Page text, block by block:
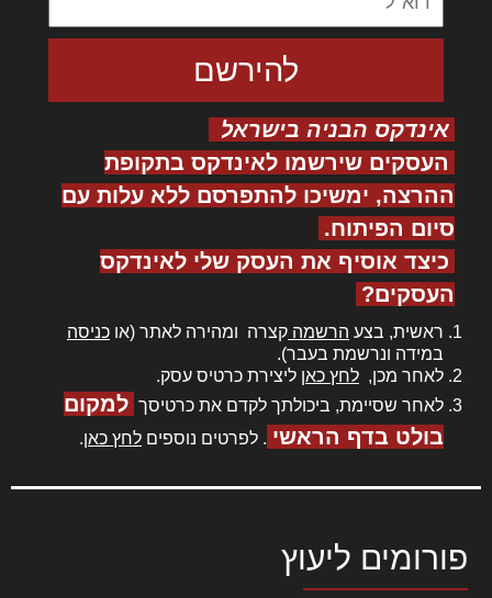
אינדקס הבניה בישראל
העסקים שירשמו לאינדקס בתקופת
ההרצה, ימשיכו להתפרסם ללא עלות עם
סיום הפיתוח.
כיצד אוסיף את העסק שלי לאינדקס
העסקים?
ראשית, בצע הרשמה קצרה ומהירה לאתר (או כניסה
במידה ונרשמת בעבר).
לאחר מכן, לחץ כאן ליצירת כרטיס עסק.
לאחר שסיימת, ביכולתך לקדם את כרטיסך למקום
בולט בדף הראשי . לפרטים נוספים לחץ כאן.
פורומים ליעוץ